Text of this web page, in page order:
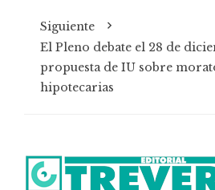
Siguiente
El Pleno debate el 28 de
propuesta de IU sobre
hipotecarias